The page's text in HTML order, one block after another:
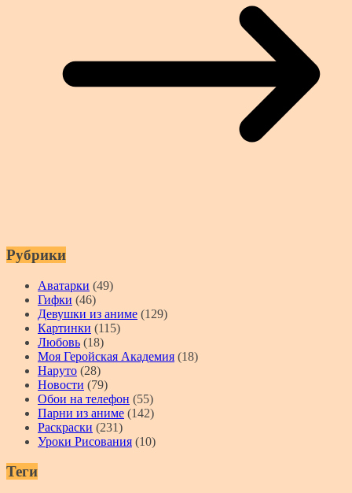
Рубрики
Аватарки (49)
Гифки (46)
Девушки из аниме (129)
Картинки (115)
Любовь (18)
Моя Геройская Академия (18)
Наруто (28)
Новости (79)
Обои на телефон (55)
Парни из аниме (142)
Раскраски (231)
Уроки Рисования (10)
Теги